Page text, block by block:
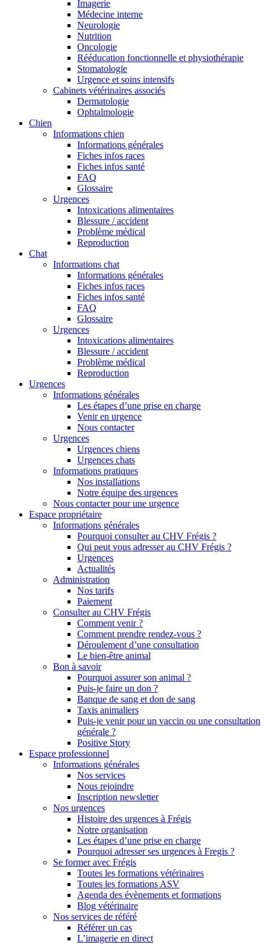
Imagerie
Médecine interne
Neurologie
Nutrition
Oncologie
Rééducation fonctionnelle et physiothérapie
Stomatologie
Urgence et soins intensifs
Cabinets vétérinaires associés
Dermatologie
Ophtalmologie
Chien
Informations chien
Informations générales
Fiches infos races
Fiches infos santé
FAQ
Glossaire
Urgences
Intoxications alimentaires
Blessure / accident
Problème médical
Reproduction
Chat
Informations chat
Informations générales
Fiches infos races
Fiches infos santé
FAQ
Glossaire
Urgences
Intoxications alimentaires
Blessure / accident
Problème médical
Reproduction
Urgences
Informations générales
Les étapes d’une prise en charge
Venir en urgence
Nous contacter
Urgences
Urgences chiens
Urgences chats
Informations pratiques
Nos installations
Notre équipe des urgences
Nous contacter pour une urgence
Espace propriétaire
Informations générales
Pourquoi consulter au CHV Frégis ?
Qui peut vous adresser au CHV Frégis ?
Urgences
Actualités
Administration
Nos tarifs
Paiement
Consulter au CHV Frégis
Comment venir ?
Comment prendre rendez-vous ?
Déroulement d’une consultation
Le bien-être animal
Bon à savoir
Pourquoi assurer son animal ?
Puis-je faire un don ?
Banque de sang et don de sang
Taxis animaliers
Puis-je venir pour un vaccin ou une consultation
générale ?
Positive Story
Espace professionnel
Informations générales
Nos services
Nous rejoindre
Inscription newsletter
Nos urgences
Histoire des urgences à Frégis
Notre organisation
Les étapes d’une prise en charge
Pourquoi adresser ses urgences à Fregis ?
Se former avec Frégis
Toutes les formations vétérinaires
Toutes les formations ASV
Agenda des évènements et formations
Blog vétérinaire
Nos services de référé
Référer un cas
L’imagerie en direct